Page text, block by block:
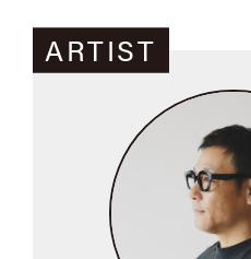
ARTIST